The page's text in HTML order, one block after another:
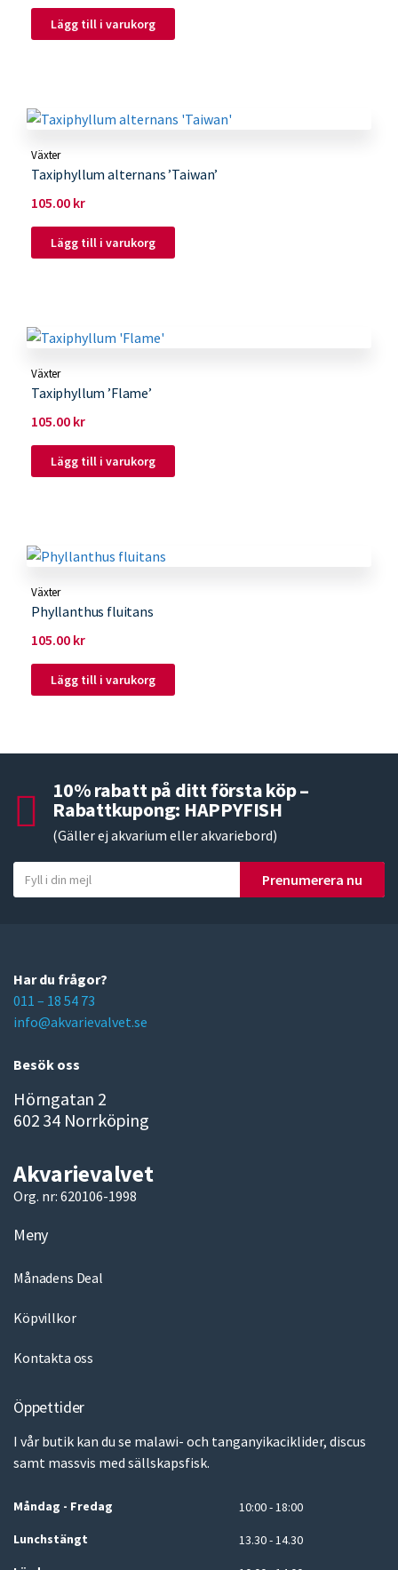
Lägg till i varukorg
Växter
Taxiphyllum alternans ’Taiwan’
105.00 kr
Lägg till i varukorg
Växter
Taxiphyllum ’Flame’
105.00 kr
Lägg till i varukorg
Växter
Phyllanthus fluitans
105.00 kr
Lägg till i varukorg
10% rabatt på ditt första köp –
Rabattkupong: HAPPYFISH
(Gäller ej akvarium eller akvariebord)
o
m
a
i
Prenumerera nu
Har du frågor?
011 – 18 54 73
info@akvarievalvet.se
Besök oss
Hörngatan 2
602 34 Norrköping
Akvarievalvet
Org. nr: 620106-1998
Meny
Månadens Deal
Köpvillkor
Kontakta oss
Öppettider
I vår butik kan du se malawi- och tanganyikaciklider, discus
samt massvis med sällskapsfisk.
Måndag - Fredag
10:00 - 18:00
Lunchstängt
13.30 - 14.30